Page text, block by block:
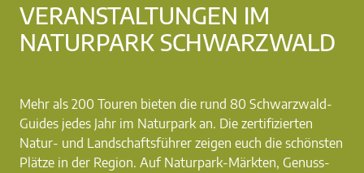
VERANSTALTUNGEN IM
NATURPARK SCHWARZWALD
Mehr als 200 Touren bieten die rund 80 Schwarzwald-
Guides jedes Jahr im Naturpark an. Die zertifizierten
Natur- und Landschaftsführer zeigen euch die schönsten
Plätze in der Region. Auf Naturpark-Märkten, Genuss-